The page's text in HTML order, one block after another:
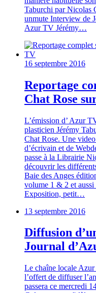
Taburchi par Nicolas
unmute Interview de
Azur TV Jérémy…
16 septembre 2016
Reportage
Chat Rose
L’émission d’ Azur
plasticien Jérémy
Chat Rose. Une
d’écrivain et de
passe à la Librairie
découvrir les
Baie des Anges
volume 1 & 2 et aussi
Exposition, petit…
13 septembre 2016
Diffusion
Journal
Le chaîne locale
l’offert de diffuser
passera ce mercredi